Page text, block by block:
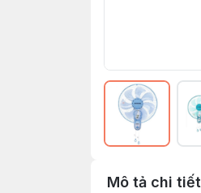
Mô tả chi tiết